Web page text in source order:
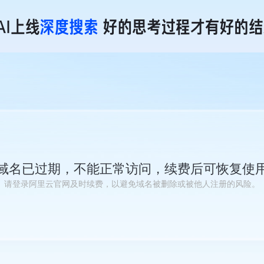
名已过期，不能正常访问，续费后可恢复使
请登录阿里云官网及时续费，以避免域名被删除或被他人注册的风险。